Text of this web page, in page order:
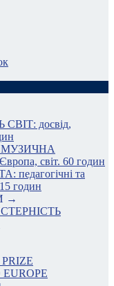
досвід,
МУЗИЧНА
світ. 60 годин
та
годин
→